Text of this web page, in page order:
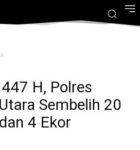
H, Polres
Sembelih 20
4 Ekor